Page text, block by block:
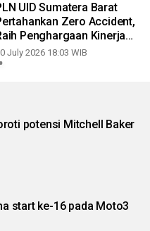
UID Sumatera Barat
Zero Accident,
Penghargaan Kinerja
Distribusi
I Tahun 2026
July 2026 18:03 WIB
potensi Mitchell Baker
start ke-16 pada Moto3